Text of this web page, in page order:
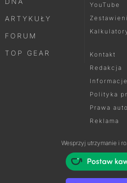
ARTYKUŁY
FORUM
TOP GEAR
YouTube
Kontakt
Redakcja
Informacje
Polityka
Prawa
Reklama
Wesprzyj utrzymanie i